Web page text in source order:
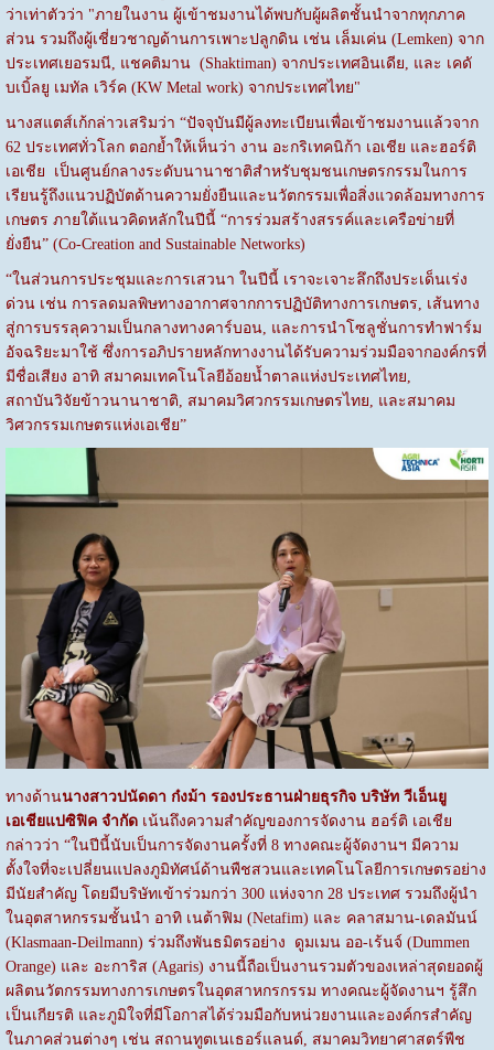
ว่าเท่าตัวว่า "ภายในงาน ผู้เข้าชมงานได้พบกับผู้ผลิตชั้นนำจากทุกภาค
ส่วน รวมถึงผู้เชี่ยวชาญด้านการเพาะปลูกดิน เช่น เล็มเค่น (Lemken) จาก
ประเทศเยอรมนี, แชคติมาน (Shaktiman) จากประเทศอินเดีย, และ เคดั
บเบิ้ลยู เมทัล เวิร์ค (KW Metal work) จากประเทศไทย"
นางสแตส์เก้กล่าวเสริมว่า “ปัจจุบันมีผู้ลงทะเบียนเพื่อเข้าชมงานแล้วจาก
62 ประเทศทั่วโลก ตอกย้ำให้เห็นว่า งาน อะกริเทคนิก้า เอเชีย และฮอร์ติ
เอเชีย เป็นศูนย์กลางระดับนานาชาติสำหรับชุมชนเกษตรกรรมในการ
เรียนรู้ถึงแนวปฏิบัตด้านความยั่งยืนและนวัตกรรมเพื่อสิ่งแวดล้อมทางการ
เกษตร ภายใต้แนวคิดหลักในปีนี้ “การร่วมสร้างสรรค์และเครือข่ายที่
ยั่งยืน” (Co-Creation and Sustainable Networks)
“ในส่วนการประชุมและการเสวนา ในปีนี้ เราจะเจาะลึกถึงประเด็นเร่ง
ด่วน เช่น การลดมลพิษทางอากาศจากการปฏิบัติทางการเกษตร, เส้นทาง
สู่การบรรลุความเป็นกลางทางคาร์บอน, และการนำโซลูชั่นการทำฟาร์ม
อัจฉริยะมาใช้ ซึ่งการอภิปรายหลักทางงานได้รับความร่วมมือจากองค์กรที่
มีชื่อเสียง อาทิ สมาคมเทคโนโลยีอ้อยน้ำตาลแห่งประเทศไทย,
สถาบันวิจัยข้าวนานาชาติ, สมาคมวิศวกรรมเกษตรไทย, และสมาคม
วิศวกรรมเกษตรแห่งเอเชีย”
ทางด้านนางสาวปนัดดา ก๋งม้า รองประธานฝ่ายธุรกิจ บริษัท วีเอ็นยู
เอเชียแปซิฟิค จำกัดเน้นถึงความสำคัญของการจัดงาน ฮอร์ติ เอเชีย
กล่าวว่า “ในปีนี้นับเป็นการจัดงานครั้งที่ 8 ทางคณะผู้จัดงานฯ มีความ
ตั้งใจที่จะเปลี่ยนแปลงภูมิทัศน์ด้านพืชสวนและเทคโนโลยีการเกษตรอย่าง
มีนัยสำคัญ โดยมีบริษัทเข้าร่วมกว่า 300 แห่งจาก 28 ประเทศ รวมถึงผู้นำ
ในอุตสาหกรรมชั้นนำ อาทิ เนต้าฟิม (Netafim) และ คลาสมาน-เดลมันน์
(Klasmaan-Deilmann) ร่วมถึงพันธมิตรอย่าง ดูมเมน ออ-เร้นจ์ (Dummen
Orange) และ อะการิส (Agaris) งานนี้ถือเป็นงานรวมตัวของเหล่าสุดยอดผู้
ผลิตนวัตกรรมทางการเกษตรในอุตสาหกรกรรม ทางคณะผู้จัดงานฯ รู้สึก
เป็นเกียรติ และภูมิใจที่มีโอกาสได้ร่วมมือกับหน่วยงานและองค์กรสำคัญ
ในภาคส่วนต่างๆ เช่น สถานทูตเนเธอร์แลนด์, สมาคมวิทยาศาสตร์พืช